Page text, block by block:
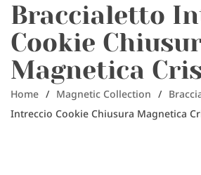
Braccialetto
Cookie
Magnetica
Home / Magnetic Collection /
Intreccio Cookie Chiusura Magnetica